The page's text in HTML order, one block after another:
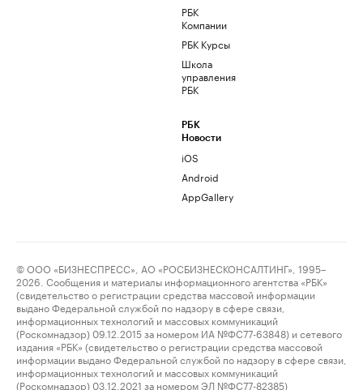
РБК
Компании
РБК Курсы
Школа
управления
РБК
РБК
Новости
iOS
Android
AppGallery
© ООО «БИЗНЕСПРЕСС», АО «РОСБИЗНЕСКОНСАЛТИНГ», 1995–
2026. Сообщения и материалы информационного агентства «РБК»
(свидетельство о регистрации средства массовой информации
выдано Федеральной службой по надзору в сфере связи,
информационных технологий и массовых коммуникаций
(Роскомнадзор) 09.12.2015 за номером ИА №ФС77-63848) и сетевого
издания «РБК» (свидетельство о регистрации средства массовой
информации выдано Федеральной службой по надзору в сфере связи,
информационных технологий и массовых коммуникаций
(Роскомнадзор) 03.12.2021 за номером ЭЛ №ФС77-82385)